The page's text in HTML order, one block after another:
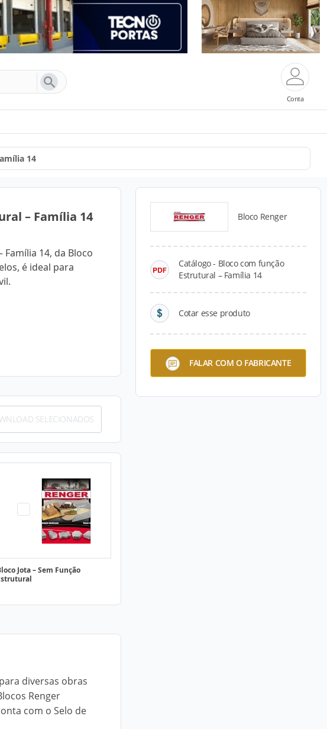
Conta
14
– Família 14
14, da Bloco
é ideal para
Bloco Renger
Catálogo - Bloco com função
Estrutural – Família 14
Cotar esse produto
FALAR COM O FABRICANTE
SELECIONADOS
Jota – Sem Função
diversas obras
Renger
com o Selo de